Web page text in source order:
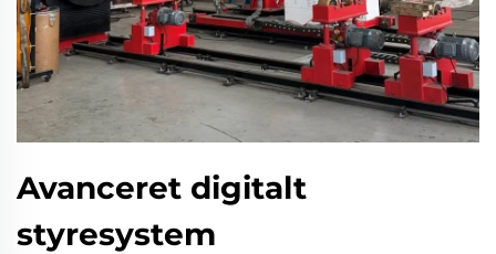
Avanceret digitalt
styresystem